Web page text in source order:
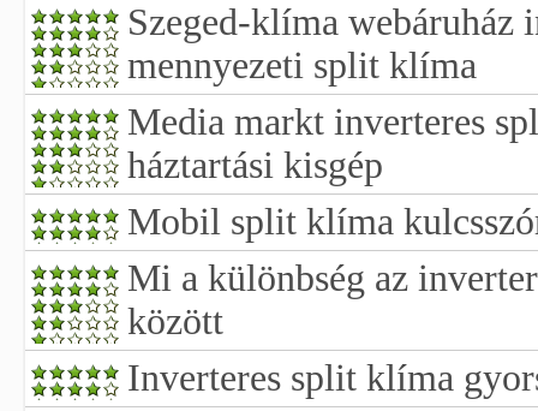
Szeged-klíma webáruház
mennyezeti split klíma
Media markt inverteres
háztartási kisgép
Mobil split klíma
Mi a különbség az
között
Inverteres split klíma